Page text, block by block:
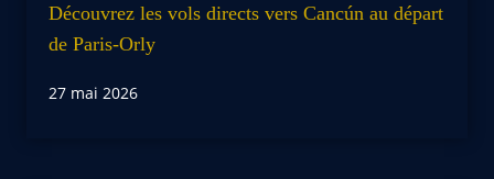
Découvrez les vols directs vers Cancún au départ
de Paris-Orly
27 mai 2026